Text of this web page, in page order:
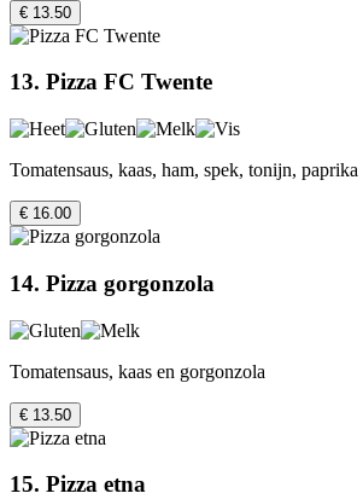
€ 13.50
13. Pizza FC Twente
Tomatensaus, kaas, ham, spek, tonijn, paprika
€ 16.00
14. Pizza gorgonzola
Tomatensaus, kaas en gorgonzola
€ 13.50
15. Pizza etna